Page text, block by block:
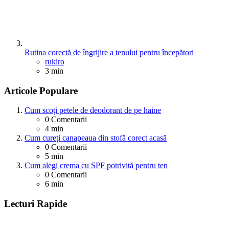
Rutina corectă de îngrijire a tenului pentru începători
Posted
rukiro
3 min
Articole Populare
Cum scoți petele de deodorant de pe haine
0 Comentarii
4 min
Cum cureți canapeaua din stofă corect acasă
0 Comentarii
5 min
Cum alegi crema cu SPF potrivită pentru ten
0 Comentarii
6 min
Lecturi Rapide